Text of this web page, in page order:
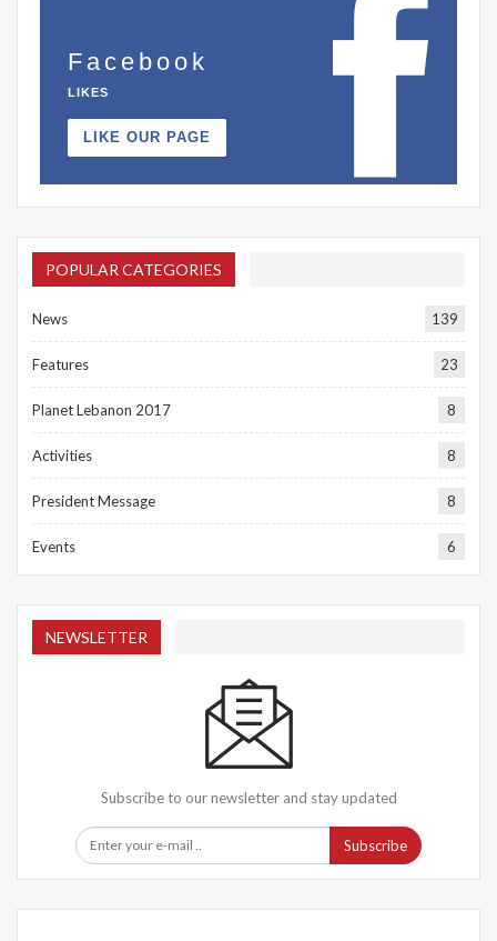
Facebook
LIKES
LIKE OUR PAGE
POPULAR CATEGORIES
News 139
Features 23
Planet Lebanon 2017 8
Activities 8
President Message 8
Events 6
NEWSLETTER
Subscribe to our newsletter and stay updated
Subscribe